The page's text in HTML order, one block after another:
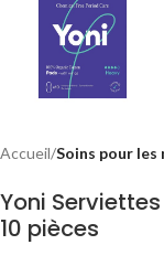
Accueil Soins pour les
Yoni
10 pièces